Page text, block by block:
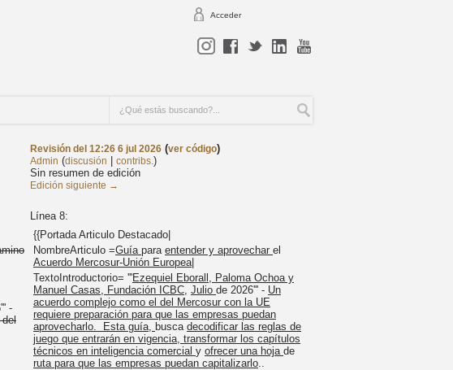
Acceder
Revisión del 12:26 6 jul 2026 (ver código)
Admin (discusión contribs.)
Sin resumen de edición
Edición siguiente →
Línea 8:
{{Portada Articulo Destacado|
NombreArticulo =Guía para entender y aprovechar el
Acuerdo Mercosur-Unión Europea|
-
del
TextoIntroductorio= '''Ezequiel Eborall, Paloma Ochoa y
Manuel Casas, Fundación ICBC, Julio de 2026''' - Un
acuerdo complejo como el del Mercosur con la UE
requiere preparación para que las empresas puedan
aprovecharlo. Esta guía, busca decodificar las reglas de
juego que entrarán en vigencia, transformar los capítulos
técnicos en inteligencia comercial y ofrecer una hoja de
ruta para que las empresas puedan capitalizarlo..